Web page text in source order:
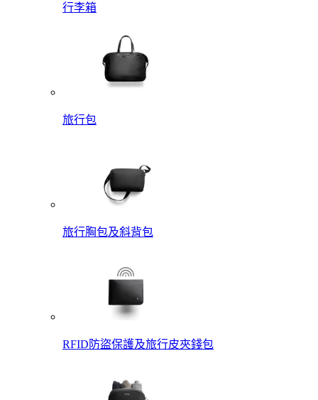
行李箱
旅行包
旅行胸包及斜背包
RFID防盜保護及旅行皮夾錢包